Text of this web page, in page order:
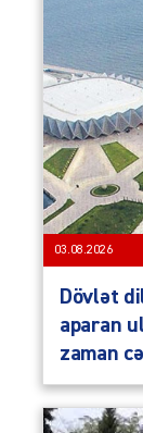
03.08.2026
Dövlət
aparan
zaman